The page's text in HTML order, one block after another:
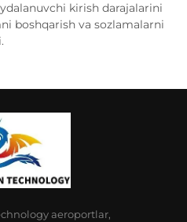
kirish darajalarini
boshqarish va sozlamalarni
aeroportlar,